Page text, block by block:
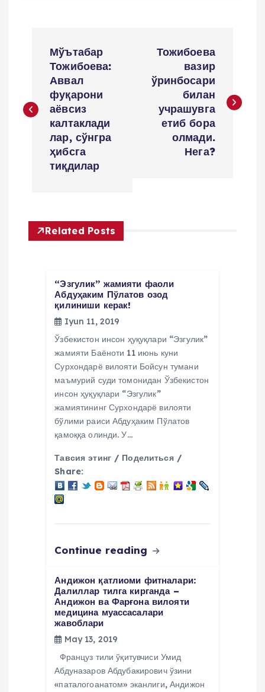
s
n
y
Мўътабар
Тожибоева:
Аввал
фуқарони
аёвсиз
калтаклади
лар, сўнгра
ҳибсга
тиқдилар
Тожибоева
вазир
ўринбосари
билан
учрашувга
етиб бора
олмади.
Нега?
Related Posts
“Эзгулик” жамияти фаоли
Абдуҳаким Пўлатов озод
қилиниши керак!
Iyun 11, 2019
Ўзбекистон инсон ҳуқуқлари “Эзгулик”
жамияти Баёноти 11 июнь куни
Сурхондарё вилояти Бойсун тумани
маъмурий суди томонидан Ўзбекистон
инсон ҳуқуқлари “Эзгулик”
жамиятининг Сурхондарё вилояти
бўлими раиси Абдуҳаким Пўлатов
қамоққа олинди. У…
Тавсия этинг / Поделиться /
Share:
Continue reading
Андижон қатлиоми фитналари:
Далиллар тилга кирганда –
Андижон ва Фарғона вилояти
медицина муассасалари
жавоблари
May 13, 2019
Француз тили ўқитувчиси Умид
Абдуназаров Абдубакирович ўзини
«паталогоанатом» эканлиги, Андижон